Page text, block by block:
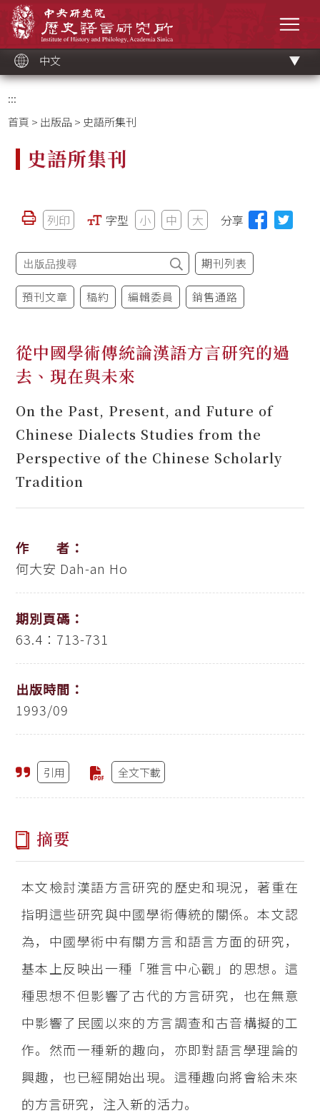
中文
:::
首頁 > 出版品 > 史語所集刊
史語所集刊
列印 字型 小 中 大 分享
期刊列表
預刊文章 稿約 編輯委員 銷售通路
從中國學術傳統論漢語方言研究的過
去、現在與未來
On the Past, Present, and Future of
Chinese Dialects Studies from the
Perspective of the Chinese Scholarly
Tradition
作 者：
何大安 Dah-an Ho
期別頁碼：
63.4：713-731
出版時間：
1993/09
引用 全文下載
摘要
本文檢討漢語方言研究的歷史和現況，著重在
指明這些研究與中國學術傳統的關係。本文認
為，中國學術中有關方言和語言方面的研究，
基本上反映出一種「雅言中心觀」的思想。這
種思想不但影響了古代的方言研究，也在無意
中影響了民國以來的方言調查和古音構擬的工
作。然而一種新的趣向，亦即對語言學理論的
興趣，也已經開始出現。這種趣向將會給未來
的方言研究，注入新的活力。